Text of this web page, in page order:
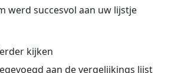
werd succesvol aan uw lijstje
kijken
aan de vergelijkings lijst